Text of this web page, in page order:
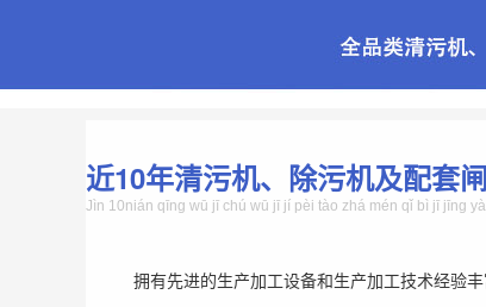
近10年清污机、除污机及配套
Jìn 10nián qīng wū jī chú wū jī jí pèi tào zhá mén qǐ bì jī jīng
拥有先进的生产加工设备和生产加工技术经验